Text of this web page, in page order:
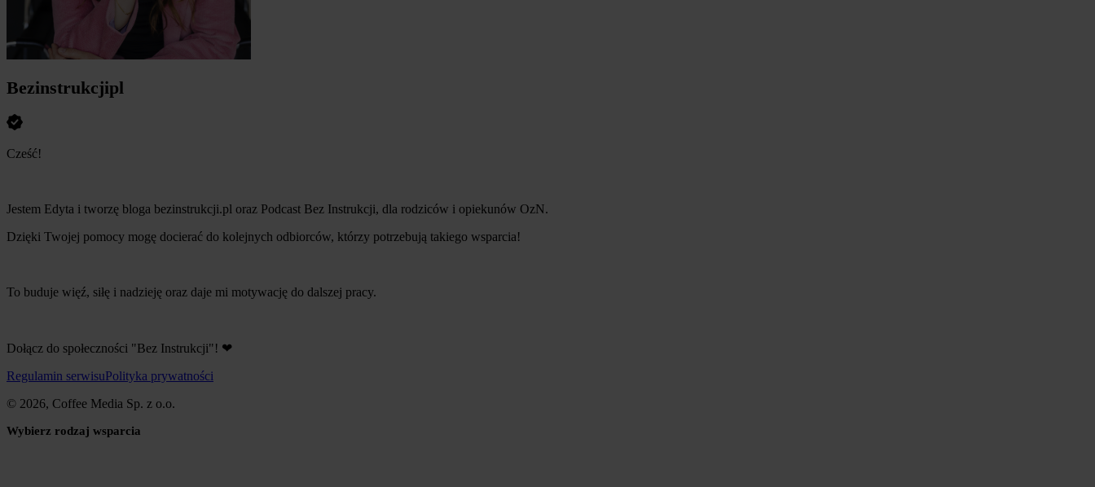
Bezinstrukcjipl
Cześć!
Jestem Edyta i tworzę bloga bezinstrukcji.pl oraz Podcast Bez Instrukcji, dla rodziców i opiekunów OzN.
Dzięki Twojej pomocy mogę docierać do kolejnych odbiorców, którzy potrzebują takiego wsparcia!
To buduje więź, siłę i nadzieję oraz daje mi motywację do dalszej pracy.
Dołącz do społeczności "Bez Instrukcji"! ❤
Regulamin serwisuPolityka prywatności
© 2026, Coffee Media Sp. z o.o.
Wybierz rodzaj wsparcia